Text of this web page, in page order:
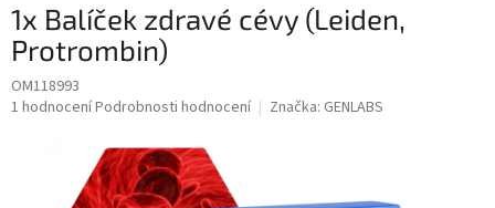
1x Balíček zdravé cévy (Leiden,
Protrombin)
OM118993
Průměrné
1 hodnoceníPodrobnosti hodnocení Značka: GENLABS